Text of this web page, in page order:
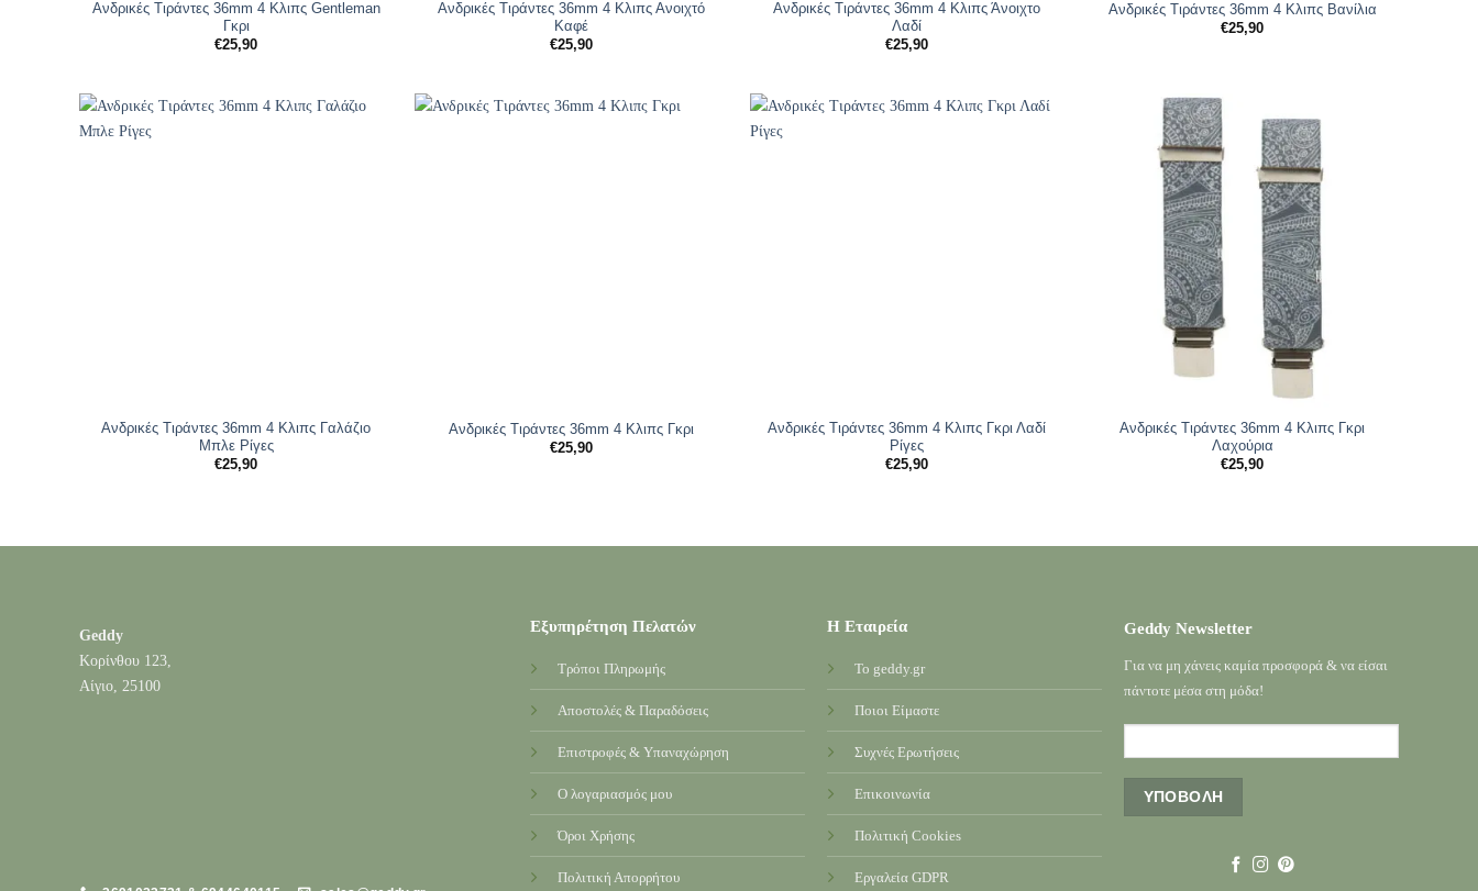
Ανδρικές Tιράντες 36mm 4 Κλιπς Gentleman
Γκρι
€25,90
Ανδρικές Tιράντες 36mm 4 Κλιπς Ανοιχτό
Καφέ
€25,90
Ανδρικές Tιράντες 36mm 4 Κλιπς Άνοιχτο
Λαδί
€25,90
Ανδρικές Tιράντες 36mm 4 Κλιπς Βανίλια
€25,90
Ανδρικές Tιράντες 36mm 4 Κλιπς Γαλάζιο
Μπλε Ρίγες
€25,90
Ανδρικές Tιράντες 36mm 4 Κλιπς Γκρι
€25,90
Ανδρικές Tιράντες 36mm 4 Κλιπς Γκρι Λαδί
Ρίγες
€25,90
Ανδρικές Tιράντες 36mm 4 Κλιπς Γκρι
Λαχούρια
€25,90
Geddy
Κορίνθου 123,
Αίγιο, 25100
Εξυπηρέτηση Πελατών
Τρόποι Πληρωμής
Αποστολές & Παραδόσεις
Επιστροφές & Υπαναχώρηση
Ο λογαριασμός μου
Όροι Χρήσης
Πολιτική Απορρήτου
Η Εταιρεία
Το geddy.gr
Ποιοι Είμαστε
Συχνές Ερωτήσεις
Επικοινωνία
Πολιτική Cookies
Εργαλεία GDPR
Geddy Newsletter
Για να μη χάνεις καμία προσφορά & να είσαι
πάντοτε μέσα στη μόδα!